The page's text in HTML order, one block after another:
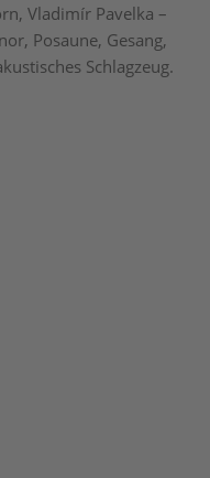
Vladimír Pavelka –
Posaune, Gesang,
Schlagzeug.